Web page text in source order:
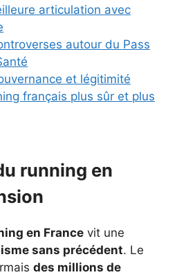
articulation avec
autour du Pass
et légitimité
français plus sûr et plus
running en
en France vit une
sans précédent. Le
des millions de